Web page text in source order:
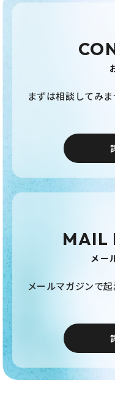
まずは相談してみ
MAIL
メー
メールマガジンで